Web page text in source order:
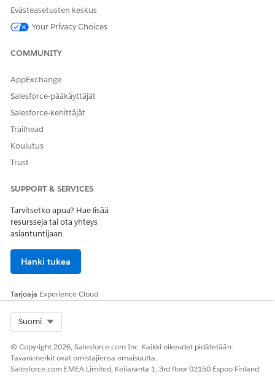
käyttää henkilökohtaisia audioviestejä.
Anna palautetta, jotta voimme kehittyä!
Evästeasetusten keskus
Your Privacy Choices
COMMUNITY
AppExchange
Salesforce-pääkäyttäjät
Salesforce-kehittäjät
Trailhead
Koulutus
Trust
SUPPORT & SERVICES
Tarvitsetko apua? Hae lisää
resursseja tai ota yhteys
asiantuntijaan.
Hanki tukea
Tarjoaja Experience Cloud
Suomi
© Copyright 2026, Salesforce.com Inc. Kaikki oikeudet pidätetään.
Tavaramerkit ovat omistajiensa omaisuutta.
Salesforce.com EMEA Limited, Keilaranta 1, 3rd floor 02150 Espoo Finland